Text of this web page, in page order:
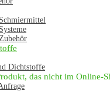
Dichtstoffe
das nicht im Online-